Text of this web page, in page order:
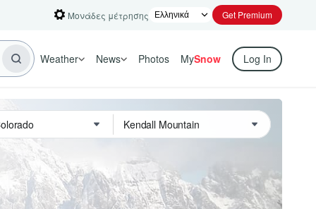
Μονάδες μέτρησης Get Premium
Weather News Photos MySnow Log In